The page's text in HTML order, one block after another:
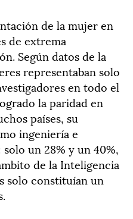
de la mujer en
de extrema
Según datos de la
representaban solo
en todo el
la paridad en
países, su
ingeniería e
un 28% y un 40%,
de la Inteligencia
solo constituían un